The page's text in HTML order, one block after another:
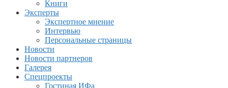
Книги
Эксперты
Экспертное мнение
Интервью
Персональные страницы
Новости
Новости партнеров
Галерея
Спецпроекты
Гостиная ИФа